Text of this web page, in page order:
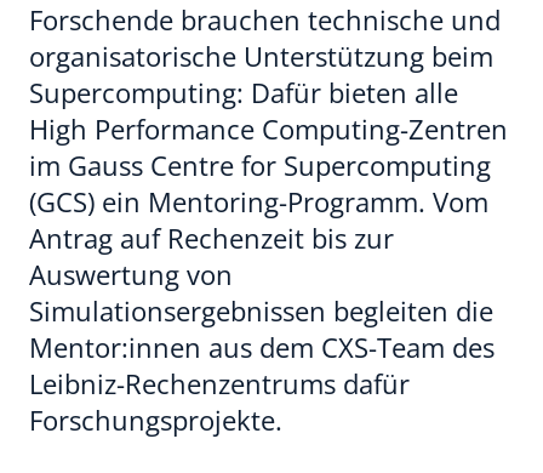
Forschende brauchen technische und
organisatorische Unterstützung beim
Supercomputing: Dafür bieten alle
High Performance Computing-Zentren
im Gauss Centre for Supercomputing
(GCS) ein Mentoring-Programm. Vom
Antrag auf Rechenzeit bis zur
Auswertung von
Simulationsergebnissen begleiten die
Mentor:innen aus dem CXS-Team des
Leibniz-Rechenzentrums dafür
Forschungsprojekte.